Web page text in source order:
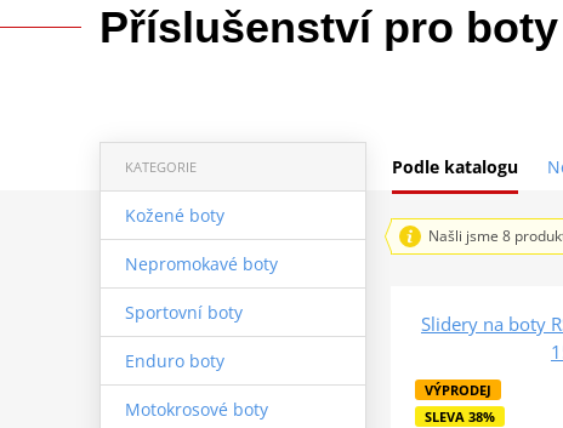
Příslušenství pro
Podle katalogu
KATEGORIE
Kožené boty
Nepromokavé boty
Sportovní boty
Enduro boty
Motokrosové boty
Našli jsme 8
Slidery na boty
VÝPRODEJ
SLEVA 38%